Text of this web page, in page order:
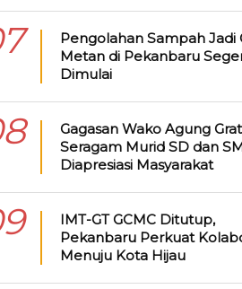
Pengolahan Sampah Jadi
Metan di Pekanbaru
Dimulai
Gagasan Wako Agung
Seragam Murid SD dan
Diapresiasi Masyarakat
IMT-GT GCMC Ditutup,
Pekanbaru Perkuat
Menuju Kota Hijau